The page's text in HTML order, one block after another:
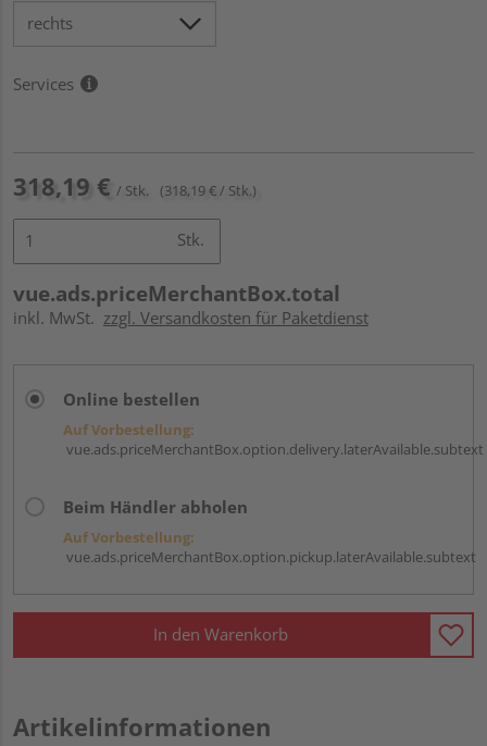
Services
318,19 € / Stk. (318,19 € / Stk.)
Stk.
vue.ads.priceMerchantBox.total
inkl. MwSt. zzgl. Versandkosten für Paketdienst
Online bestellen
Auf Vorbestellung:
vue.ads.priceMerchantBox.option.delivery.laterAvailable.subtext
Beim Händler abholen
Auf Vorbestellung:
vue.ads.priceMerchantBox.option.pickup.laterAvailable.subtext
In den Warenkorb
Artikelinformationen